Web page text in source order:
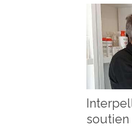
soutien